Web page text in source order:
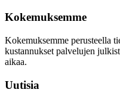
Kokemuksemme
Kokemuksemme perusteella
kustannukset palvelujen
aikaa.
Uutisia